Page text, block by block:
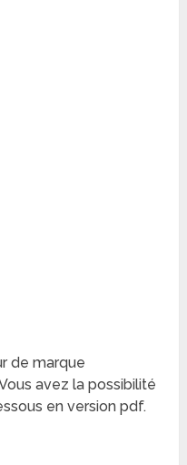
de marque
avez la possibilité
en version pdf.